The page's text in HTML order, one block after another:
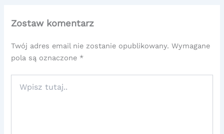
Zostaw komentarz
Twój adres email nie zostanie opublikowany. Wymagane
pola są oznaczone *
tutaj..